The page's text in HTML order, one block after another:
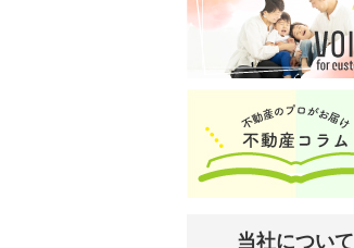
当社について